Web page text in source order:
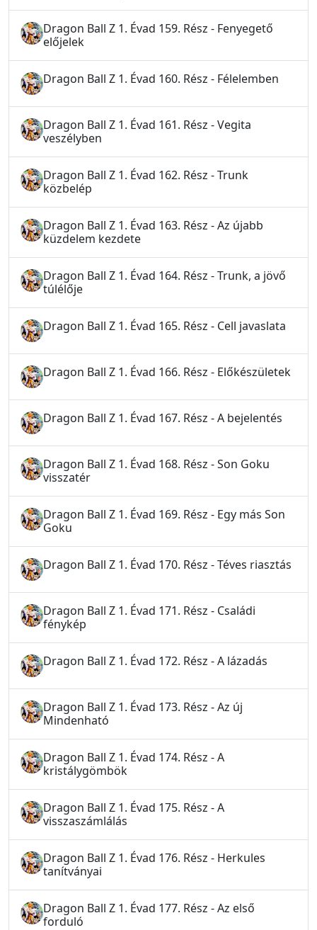
Dragon Ball Z 1. Évad 159. Rész - Fenyegető
előjelek
Dragon Ball Z 1. Évad 160. Rész - Félelemben
Dragon Ball Z 1. Évad 161. Rész - Vegita
veszélyben
Dragon Ball Z 1. Évad 162. Rész - Trunk
közbelép
Dragon Ball Z 1. Évad 163. Rész - Az újabb
küzdelem kezdete
Dragon Ball Z 1. Évad 164. Rész - Trunk, a jövő
túlélője
Dragon Ball Z 1. Évad 165. Rész - Cell javaslata
Dragon Ball Z 1. Évad 166. Rész - Előkészületek
Dragon Ball Z 1. Évad 167. Rész - A bejelentés
Dragon Ball Z 1. Évad 168. Rész - Son Goku
visszatér
Dragon Ball Z 1. Évad 169. Rész - Egy más Son
Goku
Dragon Ball Z 1. Évad 170. Rész - Téves riasztás
Dragon Ball Z 1. Évad 171. Rész - Családi
fénykép
Dragon Ball Z 1. Évad 172. Rész - A lázadás
Dragon Ball Z 1. Évad 173. Rész - Az új
Mindenható
Dragon Ball Z 1. Évad 174. Rész - A
kristálygömbök
Dragon Ball Z 1. Évad 175. Rész - A
visszaszámlálás
Dragon Ball Z 1. Évad 176. Rész - Herkules
tanítványai
Dragon Ball Z 1. Évad 177. Rész - Az első
forduló